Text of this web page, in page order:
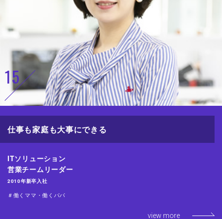
15
仕事も家庭も大事にできる
ITソリューション
営業チームリーダー
2010年新卒入社
＃働くママ・働くパパ
view more